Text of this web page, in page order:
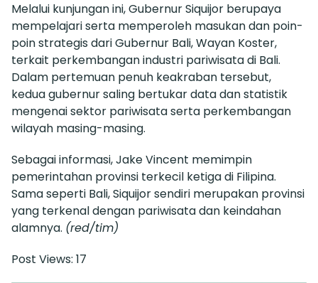
Melalui kunjungan ini, Gubernur Siquijor berupaya
mempelajari serta memperoleh masukan dan poin-
poin strategis dari Gubernur Bali, Wayan Koster,
terkait perkembangan industri pariwisata di Bali.
Dalam pertemuan penuh keakraban tersebut,
kedua gubernur saling bertukar data dan statistik
mengenai sektor pariwisata serta perkembangan
wilayah masing-masing.
Sebagai informasi, Jake Vincent memimpin
pemerintahan provinsi terkecil ketiga di Filipina.
Sama seperti Bali, Siquijor sendiri merupakan provinsi
yang terkenal dengan pariwisata dan keindahan
alamnya. (red/tim)
Post Views: 17